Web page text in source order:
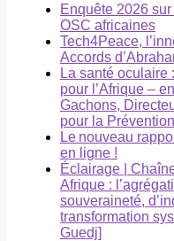
Enquête 2026
OSC africaines
Tech4Peace,
Accords
La santé oculaire
pour l’Afrique –
Gachons,
pour la
Le nouveau
en ligne !
Éclairage |
Afrique :
souveraineté,
transformation
Guedj]